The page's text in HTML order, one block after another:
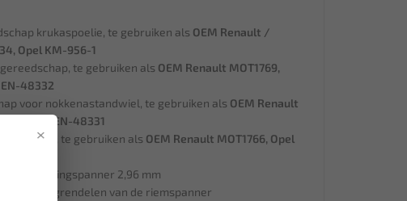
×
krukaspoelie, te gebruiken als OEM Renault /
Opel KM-956-1
te gebruiken als OEM Renault MOT1769,
48332
voor nokkenastandwiel, te gebruiken als OEM Renault
en Nissan EN-48331
te gebruiken als OEM Renault MOT1766, Opel
kettingspanner 2,96 mm
het vergrendelen van de riemspanner